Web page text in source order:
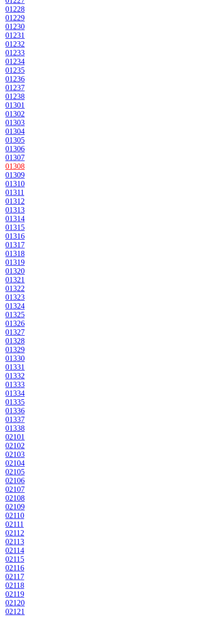
01228
01229
01230
01231
01232
01233
01234
01235
01236
01237
01238
01301
01302
01303
01304
01305
01306
01307
01308
01309
01310
01311
01312
01313
01314
01315
01316
01317
01318
01319
01320
01321
01322
01323
01324
01325
01326
01327
01328
01329
01330
01331
01332
01333
01334
01335
01336
01337
01338
02101
02102
02103
02104
02105
02106
02107
02108
02109
02110
02111
02112
02113
02114
02115
02116
02117
02118
02119
02120
02121